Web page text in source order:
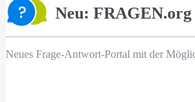
Neu: FRAGEN.org
Neues Frage-Antwort-Portal mit der